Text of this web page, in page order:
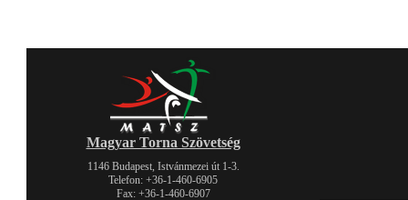
Magyar Torna Szövetség
1146 Budapest, Istvánmezei út 1-3.
Telefon: +36-1-460-6905
Fax: +36-1-460-6907